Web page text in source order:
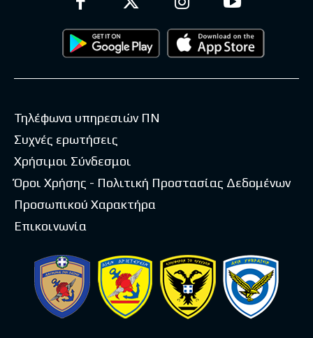
Τηλέφωνα υπηρεσιών ΠΝ
Συχνές ερωτήσεις
Χρήσιμοι Σύνδεσμοι
Όροι Χρήσης - Πολιτική Προστασίας Δεδομένων
Προσωπικού Χαρακτήρα
Επικοινωνία